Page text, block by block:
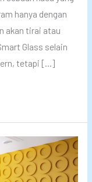
hanya dengan
akan tirai atau
Glass selain
tetapi […]